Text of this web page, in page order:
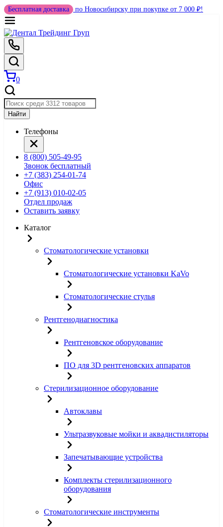
Бесплатная доставка по Новосибирску при покупке от 7 000 ₽!
0
Найти
Телефоны
8 (800) 505-49-95
Звонок бесплатный
+7 (383) 254-01-74
Офис
+7 (913) 010-02-05
Отдел продаж
Оставить заявку
Каталог
Стоматологические установки
Стоматологические установки KaVo
Стоматологические стулья
Рентгенодиагностика
Рентгеновское оборудование
ПО для 3D рентгеновских аппаратов
Стерилизационное оборудование
Автоклавы
Ультразвуковые мойки и аквадистиляторы
Запечатывающие устройства
Комплекты стерилизационного
оборудования
Стоматологические инструменты